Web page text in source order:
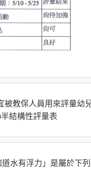
被教保人員用來評量
結構性評量表
水有浮力」是屬於下